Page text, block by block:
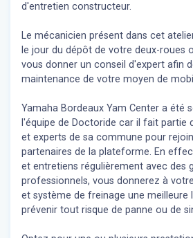
d'entretien constructeur.
Le mécanicien présent dans cet
le jour du dépôt de votre deux-roues
vous donner un conseil d'expert afin
maintenance de votre moyen de
Yamaha Bordeaux Yam Center a été
l'équipe de Doctoride car il fait partie
et experts de sa commune pour
partenaires de la plateforme. En
et entretiens régulièrement avec des
professionnels, vous donnerez à
et système de freinage une meilleure
prévenir tout risque de panne ou de